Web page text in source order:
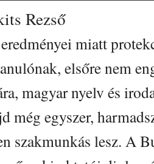
Rezső
miatt
elsőre nem
magyar nyelv és
még egyszer,
szakmunkás lesz. A